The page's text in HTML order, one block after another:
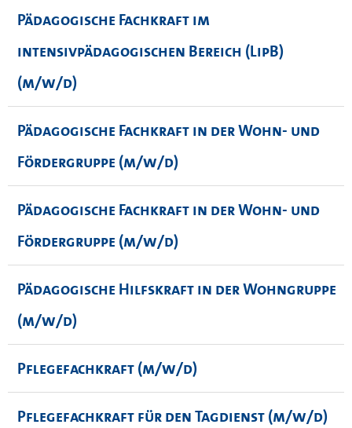
Pädagogische Fachkraft im
intensivpädagogischen Bereich (LipB)
(m/w/d)
Pädagogische Fachkraft in der Wohn- und
Fördergruppe (m/w/d)
Pädagogische Fachkraft in der Wohn- und
Fördergruppe (m/w/d)
Pädagogische Hilfskraft in der Wohngruppe
(m/w/d)
Pflegefachkraft (m/w/d)
Pflegefachkraft für den Tagdienst (m/w/d)